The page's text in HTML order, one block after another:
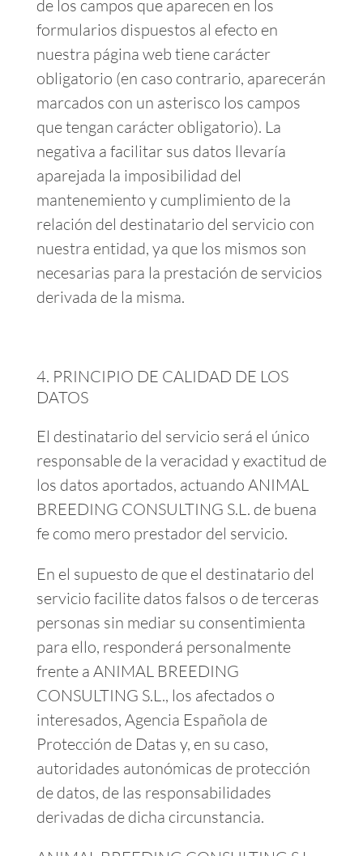
de los campos que aparecen en los
formularios dispuestos al efecto en
nuestra página web tiene carácter
obligatorio (en caso contrario, aparecerán
marcados con un asterisco los campos
que tengan carácter obligatorio). La
negativa a facilitar sus datos llevaría
aparejada la imposibilidad del
mantenemiento y cumplimiento de la
relación del destinatario del servicio con
nuestra entidad, ya que los mismos son
necesarias para la prestación de servicios
derivada de la misma.
PRINCIPIO DE CALIDAD DE LOS
DATOS
El destinatario del servicio será el único
responsable de la veracidad y exactitud de
los datos aportados, actuando ANIMAL
BREEDING CONSULTING S.L. de buena
fe como mero prestador del servicio.
En el supuesto de que el destinatario del
servicio facilite datos falsos o de terceras
personas sin mediar su consentimienta
para ello, responderá personalmente
frente a ANIMAL BREEDING
CONSULTING S.L., los afectados o
interesados, Agencia Española de
Protección de Datas y, en su caso,
autoridades autonómicas de protección
de datos, de las responsabilidades
derivadas de dicha circunstancia.